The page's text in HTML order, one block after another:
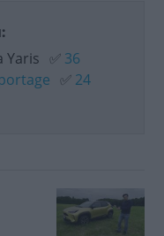
Yaris ✅ 36
✅ 24